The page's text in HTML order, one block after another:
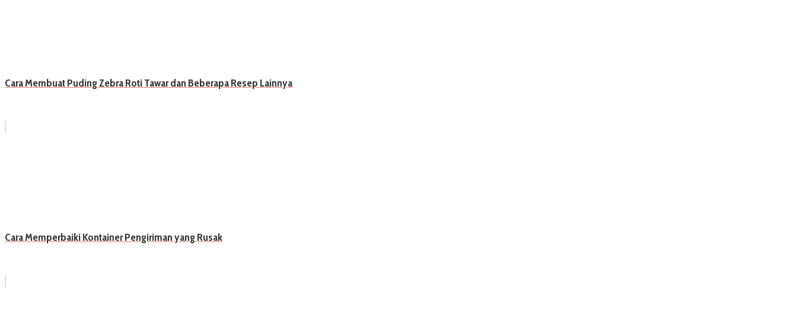
Cara Membuat Puding Zebra Roti Tawar dan Beberapa Resep Lainnya
Cara Memperbaiki Kontainer Pengiriman yang Rusak